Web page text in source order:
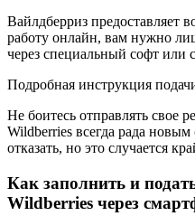
Вайлдберриз предоставляет
работу онлайн, вам нужно
через специальный софт или
Подробная инструкция
Не боитесь отправлять свое
Wildberries всегда рада
отказать, но это случается
Как заполнить и
Wildberries через